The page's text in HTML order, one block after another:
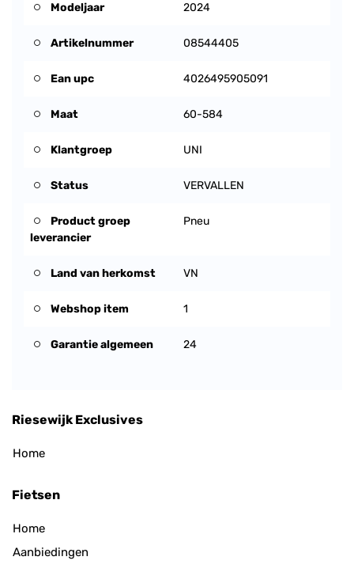
Modeljaar 2024
Artikelnummer 08544405
Ean upc 4026495905091
Maat 60-584
Klantgroep UNI
Status VERVALLEN
Product groep
leverancier
Pneu
Land van herkomst VN
Webshop item 1
Garantie algemeen 24
Riesewijk Exclusives
Home
Fietsen
Home
Aanbiedingen